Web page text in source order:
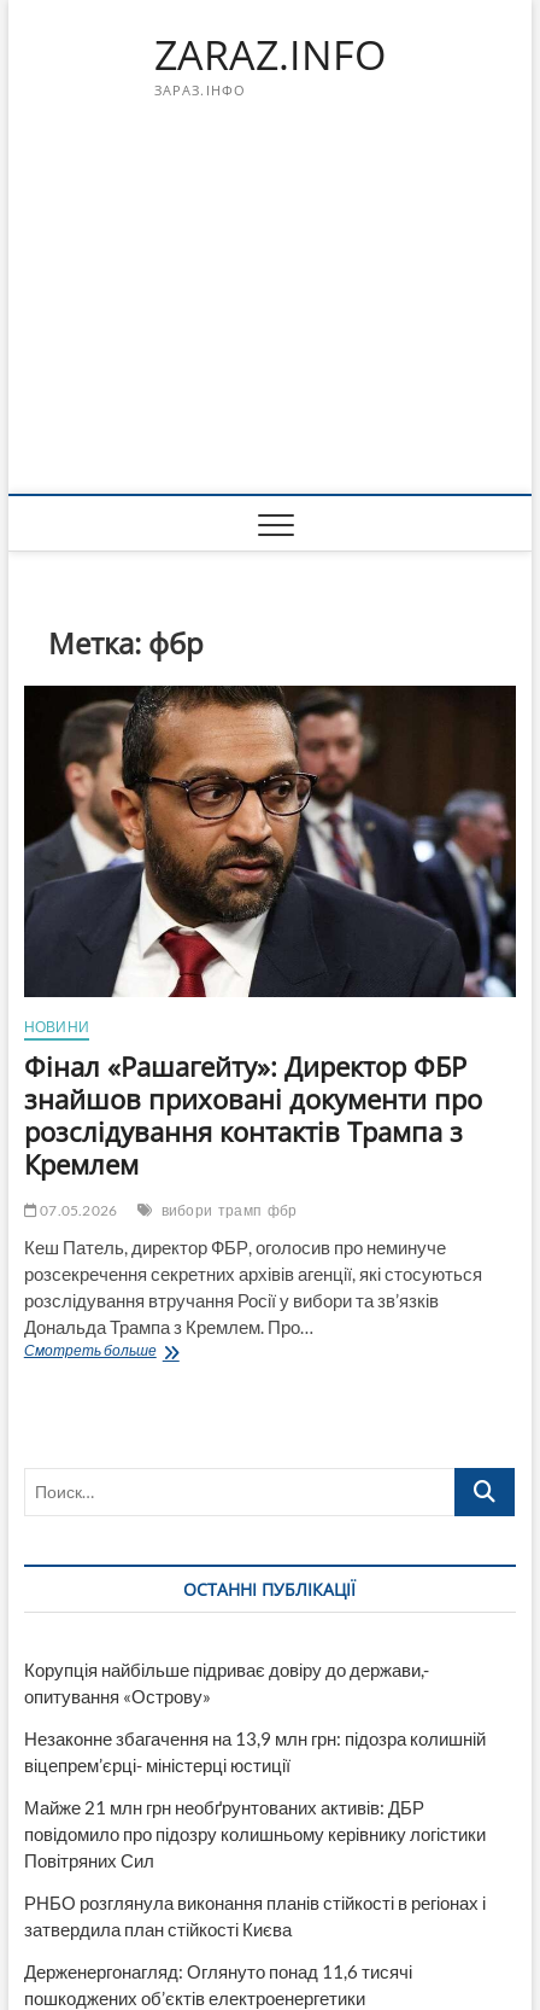
ZARAZ.INFO
ЗАРАЗ.ІНФО
Метка: фбр
НОВИНИ
Фінал «Рашагейту»: Директор ФБР
знайшов приховані документи про
розслідування контактів Трампа з
Кремлем
07.05.2026 вибори трамп фбр
Кеш Патель, директор ФБР, оголосив про неминуче
розсекречення секретних архівів агенції, які стосуються
розслідування втручання Росії у вибори та зв’язків
Дональда Трампа з Кремлем. Про…
Смотреть большеФінал
Трампа
Кремлем
Поиск…
ОСТАННІ ПУБЛІКАЦІЇ
Корупція найбільше підриває довіру до держави,-
опитування «Острову»
Незаконне збагачення на 13,9 млн грн: підозра колишній
віцепрем’єрці- міністерці юстиції
Майже 21 млн грн необґрунтованих активів: ДБР
повідомило про підозру колишньому керівнику логістики
Повітряних Сил
РНБО розглянула виконання планів стійкості в регіонах і
затвердила план стійкості Києва
Держенергонагляд: Оглянуто понад 11,6 тисячі
пошкоджених об’єктів електроенергетики